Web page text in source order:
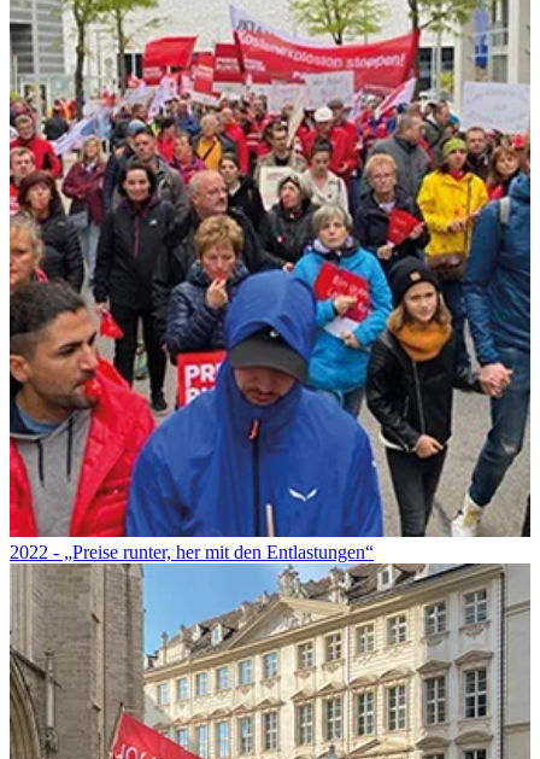
2022 - „Preise runter, her mit den Entlastungen“